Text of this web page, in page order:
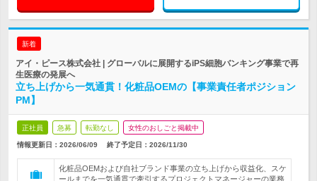
新着
アイ・ピース株式会社 | グローバルに展開するiPS細胞バンキング事業で再
生医療の発展へ
立ち上げから一気通貫！化粧品OEMの【事業責任者ポジション
PM】
正社員 急募 転勤なし 女性のおしごと掲載中
情報更新日：2026/06/09 終了予定日： 2026/11/30
化粧品OEMおよび自社ブランド事業の立ち上げから収益化、スケ
ールまでを一気通貫で牽引するプロジェクトマネージャーの業務